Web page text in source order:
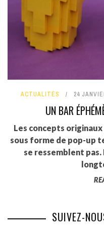
ACTUALITÉS 24
UN BAR
Les concepts
sous forme de pop-up
se ressemblent
SUIVEZ-